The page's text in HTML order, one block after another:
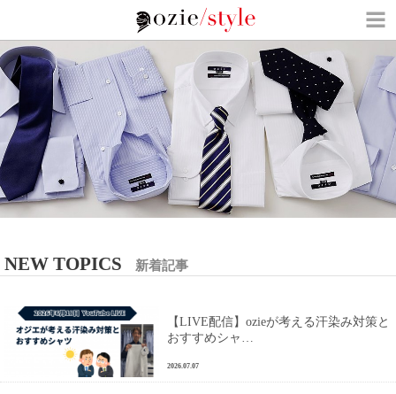
NEW TOPICS 新着記事
【LIVE配信】ozieが考える汗染み対策と
おすすめシャ…
2026.07.07